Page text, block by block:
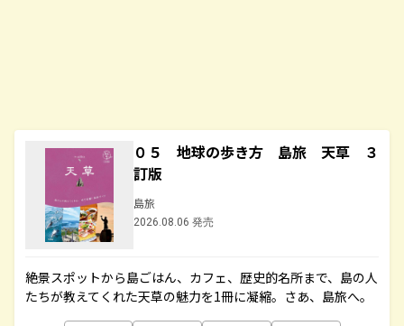
０５ 地球の歩き方 島旅 天草 ３
訂版
島旅
2026.08.06 発売
絶景スポットから島ごはん、カフェ、歴史的名所まで、島の人
たちが教えてくれた天草の魅力を1冊に凝縮。さあ、島旅へ。